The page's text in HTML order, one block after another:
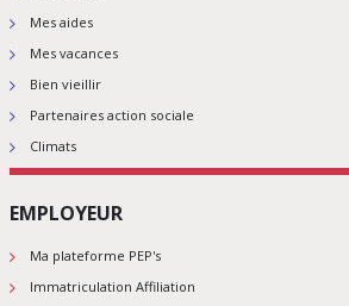
Mes aides
Mes vacances
Bien vieillir
Partenaires action sociale
Climats
EMPLOYEUR
Ma plateforme PEP's
Immatriculation Affiliation